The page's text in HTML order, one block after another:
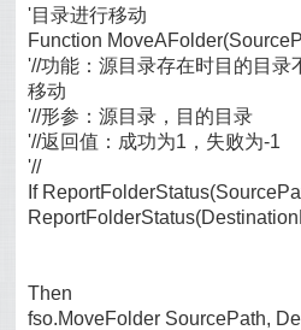
'目录进行移动
Function
'//功能：源目录存在时目的目录
移动
'//形参：源目录，目的目录
'//返回值：成功为1，失败为-1
'//
If
Then
fso.MoveFolder SourcePath,